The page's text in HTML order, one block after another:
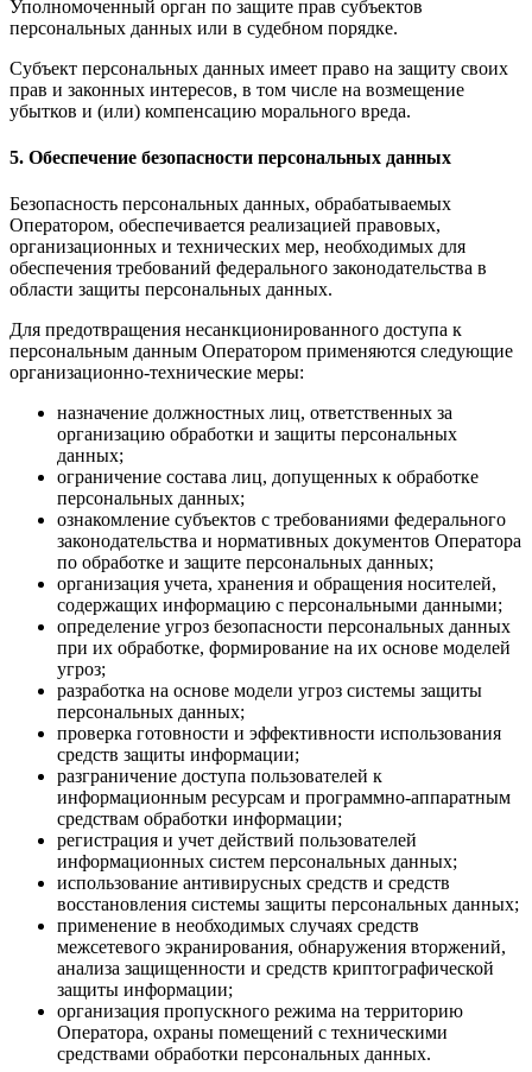
Уполномоченный орган по защите прав субъектов
персональных данных или в судебном порядке.
Субъект персональных данных имеет право на защиту своих
прав и законных интересов, в том числе на возмещение
убытков и (или) компенсацию морального вреда.
5. Обеспечение безопасности персональных данных
Безопасность персональных данных, обрабатываемых
Оператором, обеспечивается реализацией правовых,
организационных и технических мер, необходимых для
обеспечения требований федерального законодательства в
области защиты персональных данных.
Для предотвращения несанкционированного доступа к
персональным данным Оператором применяются следующие
организационно-технические меры:
назначение должностных лиц, ответственных за
организацию обработки и защиты персональных
данных;
ограничение состава лиц, допущенных к обработке
персональных данных;
ознакомление субъектов с требованиями федерального
законодательства и нормативных документов Оператора
по обработке и защите персональных данных;
организация учета, хранения и обращения носителей,
содержащих информацию с персональными данными;
определение угроз безопасности персональных данных
при их обработке, формирование на их основе моделей
угроз;
разработка на основе модели угроз системы защиты
персональных данных;
проверка готовности и эффективности использования
средств защиты информации;
разграничение доступа пользователей к
информационным ресурсам и программно-аппаратным
средствам обработки информации;
регистрация и учет действий пользователей
информационных систем персональных данных;
использование антивирусных средств и средств
восстановления системы защиты персональных данных;
применение в необходимых случаях средств
межсетевого экранирования, обнаружения вторжений,
анализа защищенности и средств криптографической
защиты информации;
организация пропускного режима на территорию
Оператора, охраны помещений с техническими
средствами обработки персональных данных.